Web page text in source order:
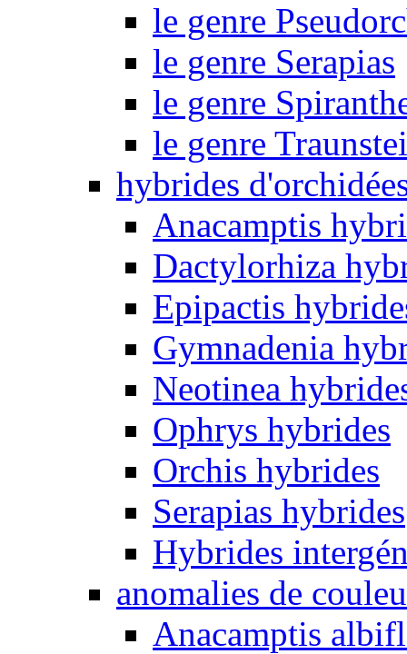
le genre
le genre Serapias
le genre
le genre
hybrides
Anacamptis
Dactylorhiza
Epipactis
Gymnadenia
Neotinea
Ophrys hybrides
Orchis hybrides
Serapias hybrides
Hybrides
anomalies de
Anacamptis